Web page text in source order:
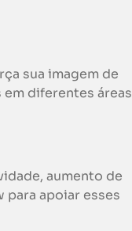
sua imagem de
diferentes áreas
aumento de
apoiar esses